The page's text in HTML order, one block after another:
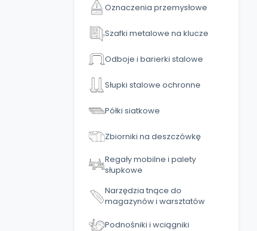
Oznaczenia przemysłowe
Szafki metalowe na klucze
Odboje i barierki stalowe
Słupki stalowe ochronne
Półki siatkowe
Zbiorniki na deszczówkę
Regały mobilne i palety
słupkowe
Narzędzia tnące do
magazynów i warsztatów
Podnośniki i wciągniki